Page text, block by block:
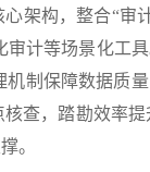
构，整合“审
计等场景化工
制保障数据质
查，踏勘效率
。